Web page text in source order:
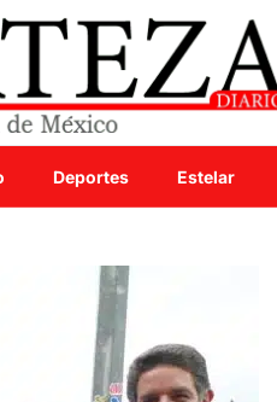
Deportes Estelar